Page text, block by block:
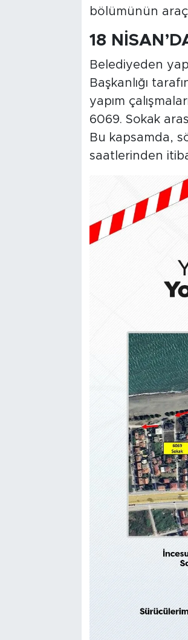
bölümünün
18
Belediyeden
Başkanlığı
yapım
6069. Sokak
Bu kapsamda,
saatlerinden